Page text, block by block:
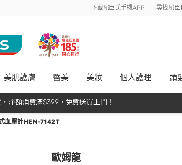
下載屈臣氏手機APP 尋找屈臣
美肌護膚 醫美 美妝 個人護理 頭
淨額消費滿$399，免費送貨上門！
血壓計HEM-7142T
歐姆龍